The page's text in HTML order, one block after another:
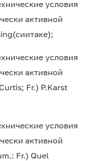
условия
активной
условия
активной
Fr.) P.Karst
условия
активной
Fr.) Quel